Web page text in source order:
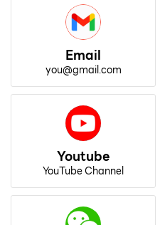
Email
you@gmail.com
Youtube
YouTube Channel